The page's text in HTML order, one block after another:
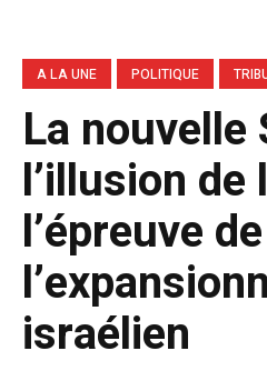
A LA UNE POLITIQUE
La nouvelle
l’illusion
l’épreuve de
israélien